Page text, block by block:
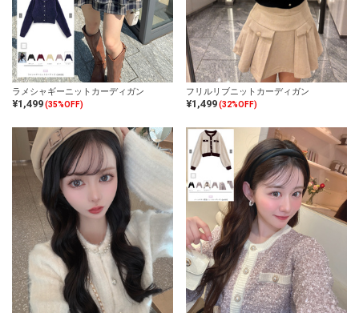
ラメシャギーニットカーディガン
¥1,499(35%OFF)
フリルリブニットカーディガン
¥1,499(32%OFF)